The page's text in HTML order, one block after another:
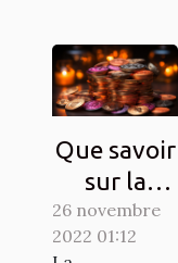
Que savoir
sur la
Crypto-
monnaie
26 novembre
2022 01:12